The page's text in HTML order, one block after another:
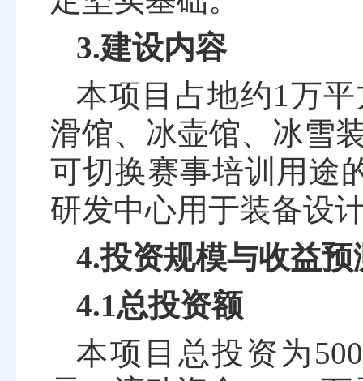
3.建设内容
本项目占地约1万
滑馆、冰壶馆、冰雪
可切换赛事培训用途
研发中心用于装备设
4.投资规模与收益预
4.1总投资额
本项目总投资为